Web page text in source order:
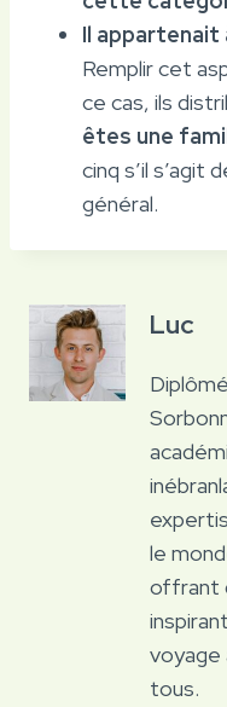
Il appartenait
Remplir cet
ce cas, ils
êtes une
cinq s’il s’agit
général.
Luc
le
offrant
voyage
tous.